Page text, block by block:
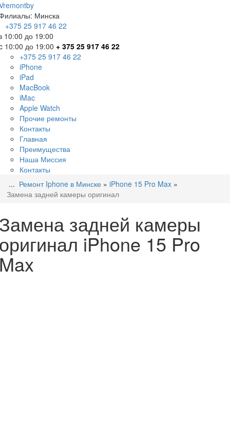
by
Минска
+375 25 917 46 22
10:00 до 19:00
10:00 до 19:00 + 375 25 917 46 22
+375 25 917 46 22
iPhone
iPad
MacBook
iMac
Apple Watch
Прочие ремонты
Контакты
Главная
Преимущества
Наша Миссия
Контакты
... Ремонт Iphone в Минске » iPhone 15 Pro Max »
Замена задней камеры оригинал
задней камеры
iPhone 15 Pro